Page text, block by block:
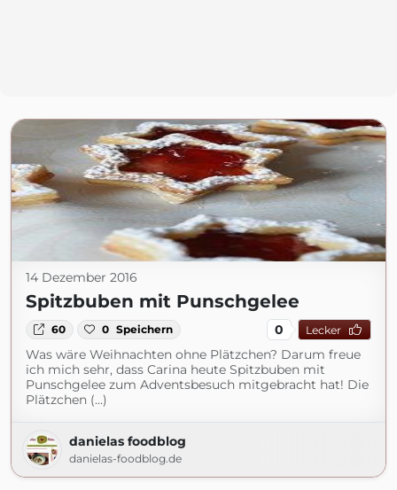
14 Dezember 2016
Spitzbuben mit Punschgelee
60 0 Speichern 0 Lecker
Was wäre Weihnachten ohne Plätzchen? Darum freue
ich mich sehr, dass Carina heute Spitzbuben mit
Punschgelee zum Adventsbesuch mitgebracht hat! Die
Plätzchen (...)
danielas foodblog
danielas-foodblog.de